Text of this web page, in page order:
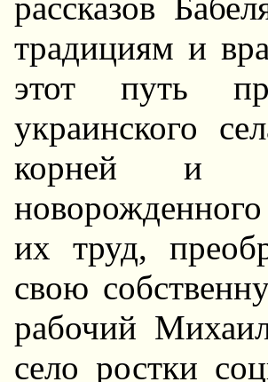
рассказов
традициям и
этот путь
украинского
корней и
новорожденного
их труд,
свою
рабочий
село ростки